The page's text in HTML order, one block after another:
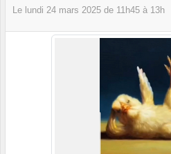
Le lundi 24 mars 2025 de 11h45 à 13h